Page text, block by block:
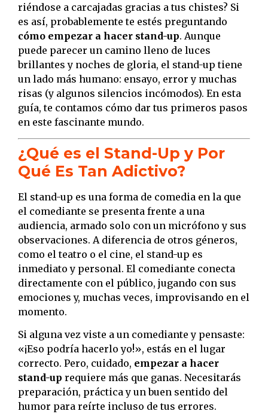
riéndose a carcajadas gracias a tus chistes? Si
es así, probablemente te estés preguntando
cómo empezar a hacer stand-up. Aunque
puede parecer un camino lleno de luces
brillantes y noches de gloria, el stand-up tiene
un lado más humano: ensayo, error y muchas
risas (y algunos silencios incómodos). En esta
guía, te contamos cómo dar tus primeros pasos
en este fascinante mundo.
¿Qué es el Stand-Up y Por
Qué Es Tan Adictivo?
El stand-up es una forma de comedia en la que
el comediante se presenta frente a una
audiencia, armado solo con un micrófono y sus
observaciones. A diferencia de otros géneros,
como el teatro o el cine, el stand-up es
inmediato y personal. El comediante conecta
directamente con el público, jugando con sus
emociones y, muchas veces, improvisando en el
momento.
Si alguna vez viste a un comediante y pensaste:
«¡Eso podría hacerlo yo!», estás en el lugar
correcto. Pero, cuidado, empezar a hacer
stand-up requiere más que ganas. Necesitarás
preparación, práctica y un buen sentido del
humor para reírte incluso de tus errores.